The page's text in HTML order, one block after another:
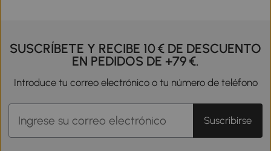
SUSCRÍBETE Y RECIBE 10 € DE DESCUENTO
EN PEDIDOS DE +79 €.
Introduce tu correo electrónico o tu número de teléfono
Suscribirse